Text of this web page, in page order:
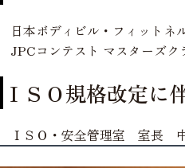
日本ボディビル・フィットネ
JPCコンテスト マスターズク
ＩＳＯ規格改定に
ＩＳＯ・安全管理室 室長